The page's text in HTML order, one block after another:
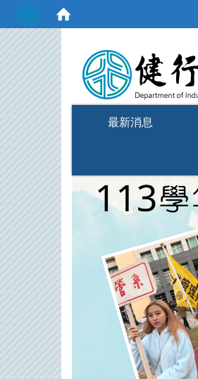
最新消息